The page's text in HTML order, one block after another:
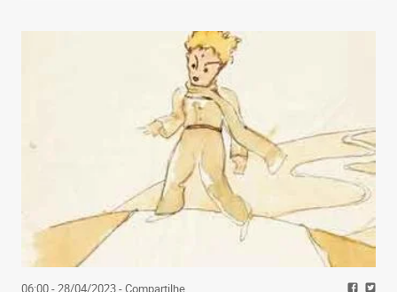
06:00 - 28/04/2023- Compartilhe